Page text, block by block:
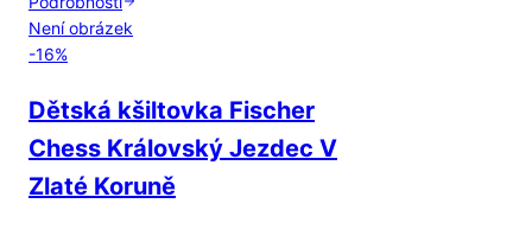
Není obrázek
-16%
Dětská kšiltovka Fischer
Chess Královský Jezdec V
Zlaté Koruně